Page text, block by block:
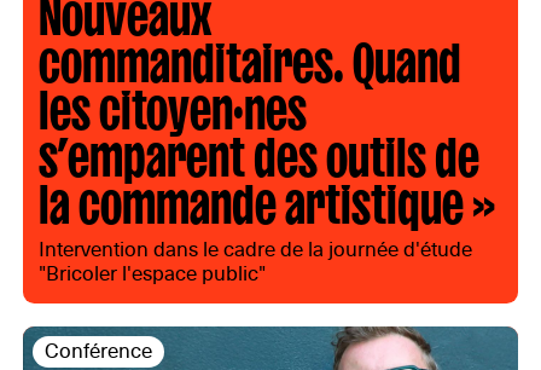
commanditaires. Quand
les citoyen·nes
s’emparent des outils de
la commande artistique »
Intervention dans le cadre de la journée d'étude
"Bricoler l'espace public"
Conférence